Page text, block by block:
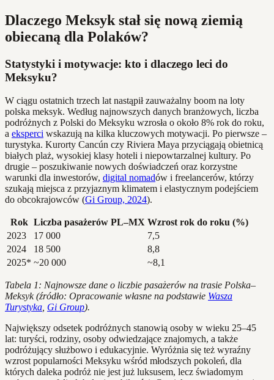
Dlaczego Meksyk stał się nową ziemią
obiecaną dla Polaków?
Statystyki i motywacje: kto i dlaczego leci do
Meksyku?
W ciągu ostatnich trzech lat nastąpił zauważalny boom na loty
polska meksyk. Według najnowszych danych branżowych, liczba
podróżnych z Polski do Meksyku wzrosła o około 8% rok do roku,
a eksperci wskazują na kilka kluczowych motywacji. Po pierwsze –
turystyka. Kurorty Cancún czy Riviera Maya przyciągają obietnicą
białych plaż, wysokiej klasy hoteli i niepowtarzalnej kultury. Po
drugie – poszukiwanie nowych doświadczeń oraz korzystne
warunki dla inwestorów, digital nomadów i freelancerów, którzy
szukają miejsca z przyjaznym klimatem i elastycznym podejściem
do obcokrajowców (Gi Group, 2024).
Rok Liczba pasażerów PL–MX Wzrost rok do roku (%)
2023
17 000
7,5
2024
18 500
8,8
2025* ~20 000 ~8,1
Tabela 1: Najnowsze dane o liczbie pasażerów na trasie Polska–
Meksyk (źródło: Opracowanie własne na podstawie Wasza
Turystyka Gi Group).
Największy odsetek podróżnych stanowią osoby w wieku 25–45
lat: turyści, rodziny, osoby odwiedzające znajomych, a także
podróżujący służbowo i edukacyjnie. Wyróżnia się też wyraźny
wzrost popularności Meksyku wśród młodszych pokoleń, dla
których daleka podróż nie jest już luksusem, lecz świadomym